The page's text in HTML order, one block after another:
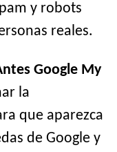
y robots
reales.
Google My
la
que aparezca
de Google y